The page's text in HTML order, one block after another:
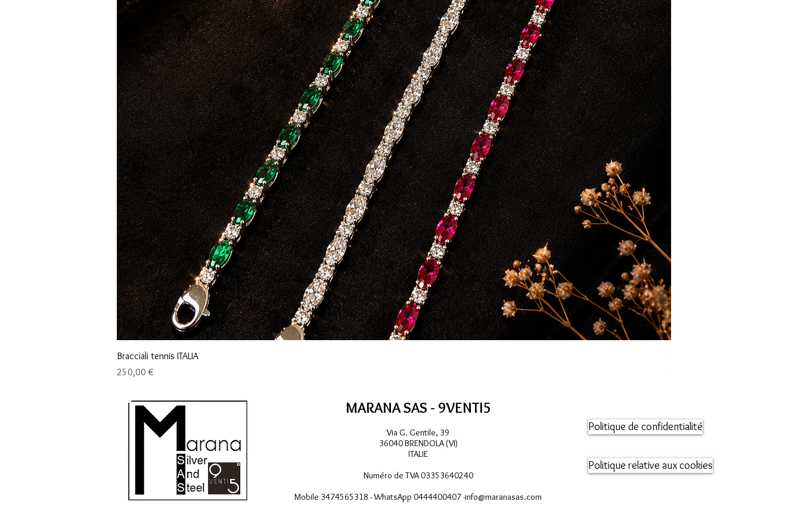
Bracciali tennis ITALIA
Prix
250,00 €
Orecchini maglia marina
MARANA SAS - 9VENTI5
Via G. Gentile, 39
36040 BRENDOLA (VI)
ITALIE
Numéro de TVA 03353640240
Mobile 3474565318 - WhatsApp 0444400407 -info@maranasas.com
Politique de confidentialité
Politique relative aux cookies